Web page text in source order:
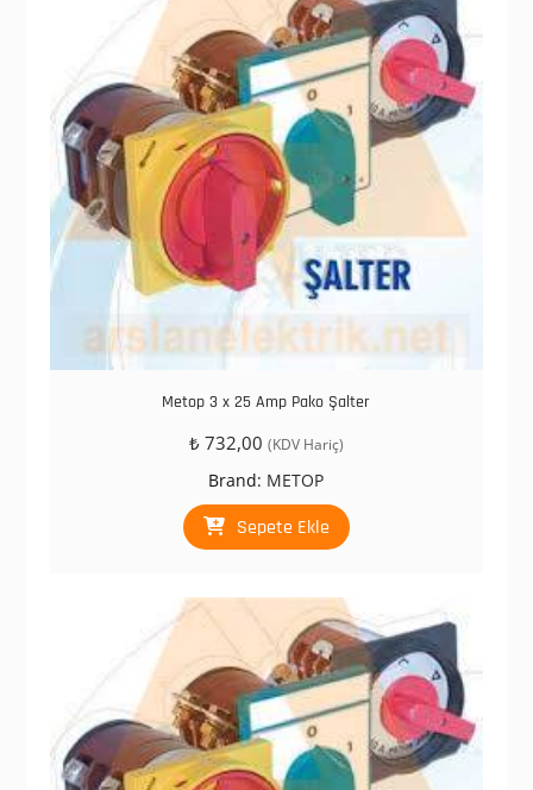
Metop 3 x 25 Amp Pako Şalter
₺ 732,00 (KDV Hariç)
Brand: METOP
Sepete Ekle